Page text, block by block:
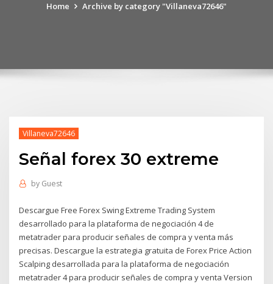
Home Archive by category "Villaneva72646"
Villaneva72646
Señal forex 30 extreme
by Guest
Descargue Free Forex Swing Extreme Trading System
desarrollado para la plataforma de negociación 4 de
metatrader para producir señales de compra y venta más
precisas. Descargue la estrategia gratuita de Forex Price Action
Scalping desarrollada para la plataforma de negociación
metatrader 4 para producir señales de compra y venta Version